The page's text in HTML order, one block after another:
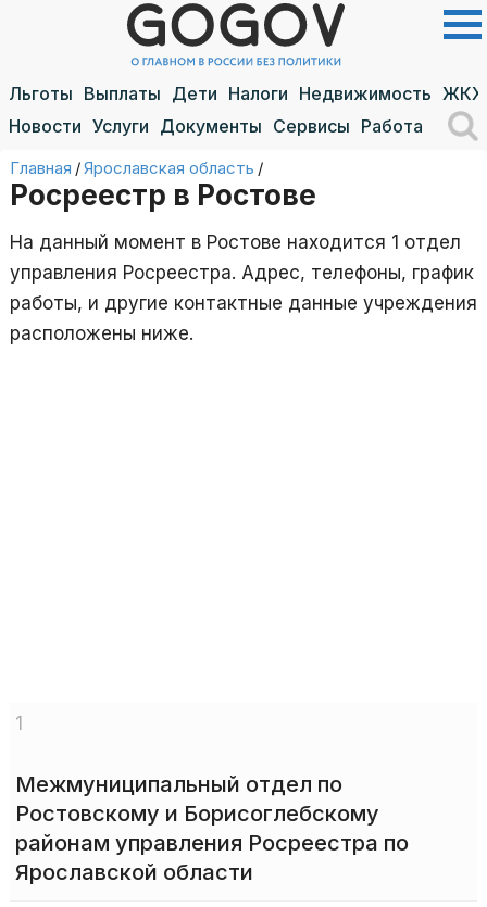
Льготы Выплаты Дети Налоги Недвижимость ЖКХ
Новости Услуги Документы Сервисы Работа
Главная /Ярославская область /
Росреестр в Ростове
На данный момент в Ростове находится 1 отдел
управления Росреестра. Адрес, телефоны, график
работы, и другие контактные данные учреждения
расположены ниже.
1
Межмуниципальный отдел по
Ростовскому и Борисоглебскому
районам управления Росреестра по
Ярославской области